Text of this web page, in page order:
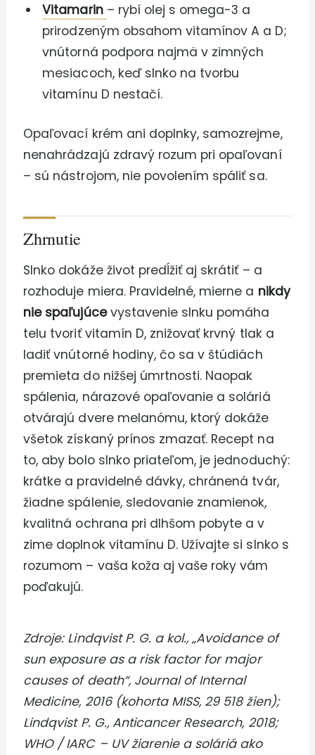
Vitamarin – rybí olej s omega-3 a
prirodzeným obsahom vitamínov A a D;
vnútorná podpora najmä v zimných
mesiacoch, keď slnko na tvorbu
vitamínu D nestačí.
Opaľovací krém ani doplnky, samozrejme,
nenahrádzajú zdravý rozum pri opaľovaní
– sú nástrojom, nie povolením spáliť sa.
Zhrnutie
Slnko dokáže život predĺžiť aj skrátiť – a
rozhoduje miera. Pravidelné, mierne a nikdy
nie spaľujúcevystavenie slnku pomáha
telu tvoriť vitamín D, znižovať krvný tlak a
ladiť vnútorné hodiny, čo sa v štúdiách
premieta do nižšej úmrtnosti. Naopak
spálenia, nárazové opaľovanie a soláriá
otvárajú dvere melanómu, ktorý dokáže
všetok získaný prínos zmazať. Recept na
to, aby bolo slnko priateľom, je jednoduchý:
krátke a pravidelné dávky, chránená tvár,
žiadne spálenie, sledovanie znamienok,
kvalitná ochrana pri dlhšom pobyte a v
zime doplnok vitamínu D. Užívajte si slnko s
rozumom – vaša koža aj vaše roky vám
poďakujú.
Zdroje: Lindqvist P. G. a kol., „Avoidance of
sun exposure as a risk factor for major
causes of death“, Journal of Internal
Medicine, 2016 (kohorta MISS, 29 518 žien);
Lindqvist P. G., Anticancer Research, 2018;
WHO / IARC – UV žiarenie a soláriá ako